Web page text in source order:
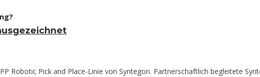
Robo­tic Pick and Place-Linie von Syn­te­gon. Part­ner­schaft­lich beglei­te­te